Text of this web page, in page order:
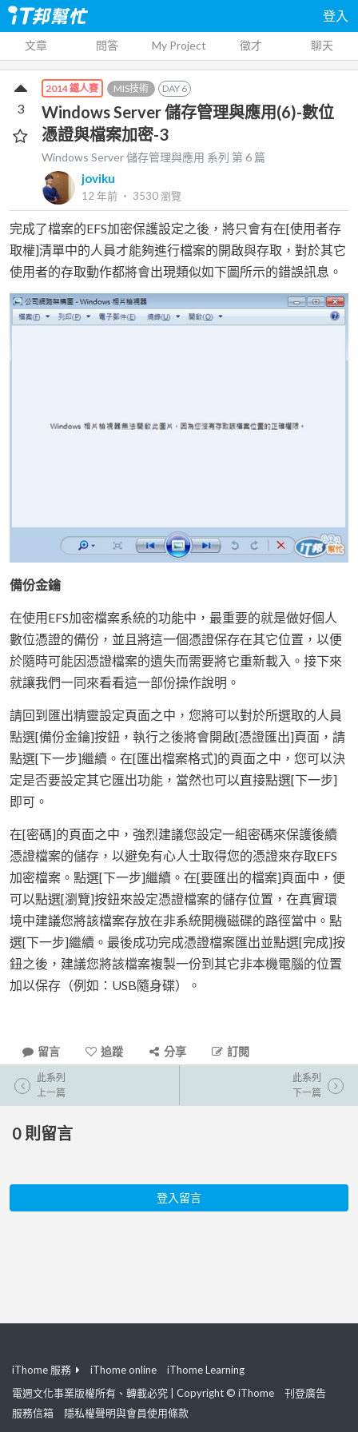
登入
文章 問答 My Project 徵才 聊天
2014 鐵人賽 MIS技術 DAY 6
Windows Server 儲存管理與應用(6)-數位
憑證與檔案加密-3
Windows Server 儲存管理與應用 系列 第6 篇
joviku
12 年前 ‧ 3530瀏覽
3
完成了檔案的EFS加密保護設定之後，將只會有在[使用者存
取權]清單中的人員才能夠進行檔案的開啟與存取，對於其它
使用者的存取動作都將會出現類似如下圖所示的錯誤訊息。
備份金鑰
在使用EFS加密檔案系統的功能中，最重要的就是做好個人
數位憑證的備份，並且將這一個憑證保存在其它位置，以便
於隨時可能因憑證檔案的遺失而需要將它重新載入。接下來
就讓我們一同來看看這一部份操作說明。
請回到匯出精靈設定頁面之中，您將可以對於所選取的人員
點選[備份金鑰]按鈕，執行之後將會開啟[憑證匯出]頁面，請
點選[下一步]繼續。在[匯出檔案格式]的頁面之中，您可以決
定是否要設定其它匯出功能，當然也可以直接點選[下一步]
即可。
在[密碼]的頁面之中，強烈建議您設定一組密碼來保護後續
憑證檔案的儲存，以避免有心人士取得您的憑證來存取EFS
加密檔案。點選[下一步]繼續。在[要匯出的檔案]頁面中，便
可以點選[瀏覽]按鈕來設定憑證檔案的儲存位置，在真實環
境中建議您將該檔案存放在非系統開機磁碟的路徑當中。點
選[下一步]繼續。最後成功完成憑證檔案匯出並點選[完成]按
鈕之後，建議您將該檔案複製一份到其它非本機電腦的位置
加以保存（例如：USB隨身碟）。
留言 追蹤 分享 訂閱
此系列
上一篇
此系列
下一篇
0 則留言
登入留言
iThome 服務 iThome online
iThome Learning
電週文化事業版權所有、轉載必究 | Copyright © iThome
刊登廣告
服務信箱
隱私權聲明與會員使用條款